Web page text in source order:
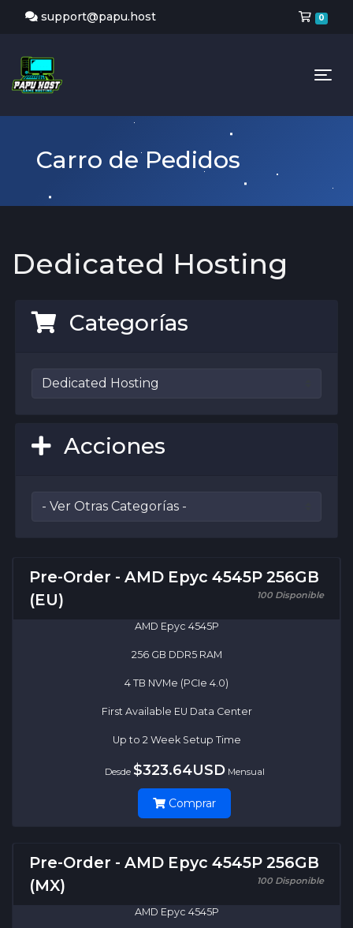
support@papu.host 0
Carro de Pedidos
Dedicated Hosting
Categorías
Acciones
Pre-Order - AMD Epyc 4545P 256GB
(EU)
100 Disponible
AMD Epyc 4545P
256 GB DDR5 RAM
4 TB NVMe (PCIe 4.0)
First Available EU Data Center
Up to 2 Week Setup Time
Desde $323.64USDMensual
Comprar
Pre-Order - AMD Epyc 4545P 256GB
(MX)
100 Disponible
AMD Epyc 4545P